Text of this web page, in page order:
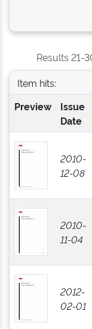
Results 21-
Item hits:
Preview
Issue
Date
2010-
12-08
2010-
11-04
2012-
02-01